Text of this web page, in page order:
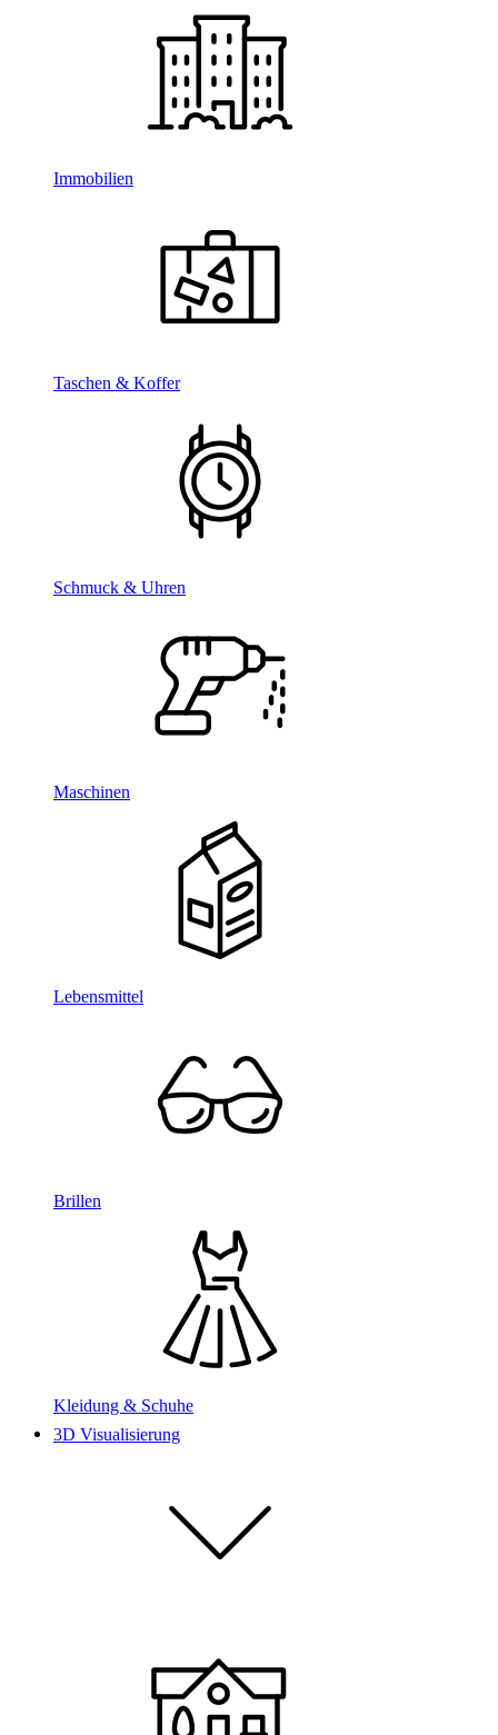
Immobilien
Taschen & Koffer
Schmuck & Uhren
Maschinen
Lebensmittel
Brillen
Kleidung & Schuhe
3D Visualisierung